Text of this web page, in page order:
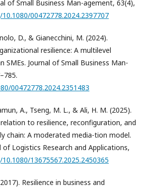
of Small Business Man-agement, 63(4),
00472778.2024.2397707
D., & Gianecchini, M. (2024).
resilience: A multilevel
SMEs. Journal of Small Business Man-
00472778.2024.2351483
A., Tseng, M. L., & Ali, H. M. (2025).
relation to resilience, reconfiguration, and
chain: A moderated media-tion model.
Logistics Research and Applications,
13675567.2025.2450365
Resilience in business and